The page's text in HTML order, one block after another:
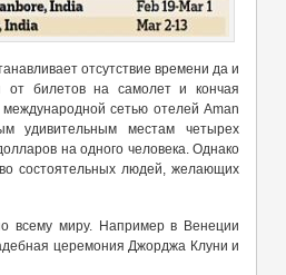
отсутствие времени да и
от билетов на самолет и кончая
международной сетью отелей Aman
удивительным местам четырех
на одного человека. Однако
состоятельных людей, желающих
всему миру. Например в Венеции
церемония Джорджа Клуни и